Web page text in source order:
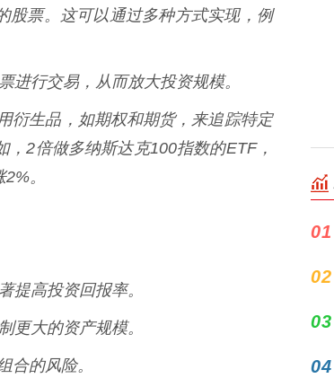
股票。这可以通过多种方式实现，例
进行交易，从而放大投资规模。
衍生品，如期权和期货，来追踪特定
2倍做多纳斯达克100指数的ETF，
。
提高投资回报率。
更大的资产规模。
合的风险。
01
02
03
04